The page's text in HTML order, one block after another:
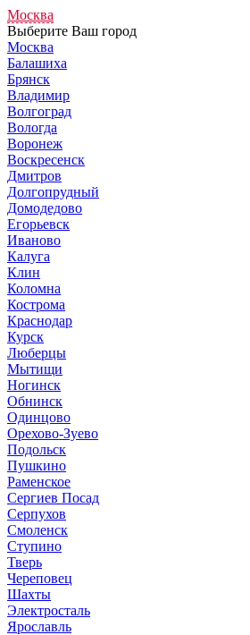
Москва
Выберите Ваш город
Москва
Балашиха
Брянск
Владимир
Волгоград
Вологда
Воронеж
Воскресенск
Дмитров
Долгопрудный
Домодедово
Егорьевск
Иваново
Калуга
Клин
Коломна
Кострома
Краснодар
Курск
Люберцы
Мытищи
Ногинск
Обнинск
Одинцово
Орехово-Зуево
Подольск
Пушкино
Раменское
Сергиев Посад
Серпухов
Смоленск
Ступино
Тверь
Череповец
Шахты
Электросталь
Ярославль